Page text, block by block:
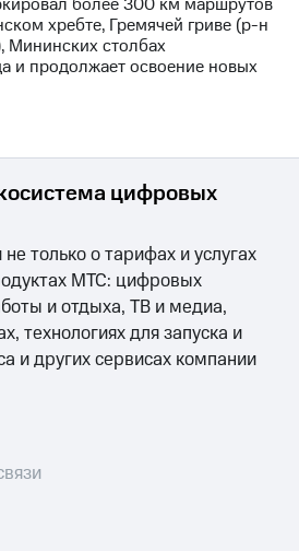
2023
хребте, Гремячей гриве (р-н
Мининских столбах
и продолжает освоение новых
цифровых
только о тарифах и услугах
МТС: цифровых
и отдыха, ТВ и медиа,
технологиях для запуска и
и других сервисах компании